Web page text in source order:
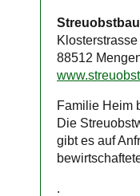
Klosterstrasse
88512
Familie Heim
Die
gibt es auf
.